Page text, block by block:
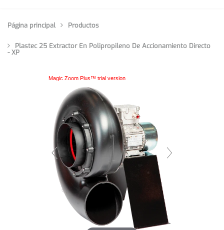
Página principal Productos
Plastec 25 Extractor En Polipropileno De Accionamiento Directo
- XP
Magic Zoom Plus™ trial version